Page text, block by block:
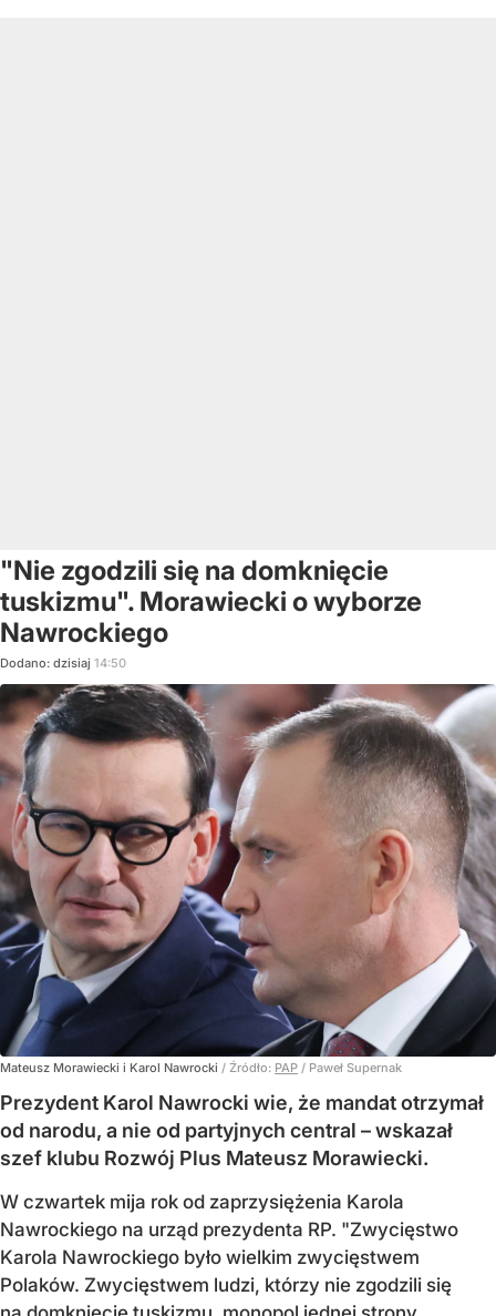
"Nie zgodzili się na domknięcie
tuskizmu". Morawiecki o wyborze
Nawrockiego
Dodano: dzisiaj 14:50
Mateusz Morawiecki i Karol Nawrocki / Źródło: PAP / Paweł Supernak
Prezydent Karol Nawrocki wie, że mandat otrzymał
od narodu, a nie od partyjnych central – wskazał
szef klubu Rozwój Plus Mateusz Morawiecki.
W czwartek mija rok od zaprzysiężenia Karola
Nawrockiego na urząd prezydenta RP. "Zwycięstwo
Karola Nawrockiego było wielkim zwycięstwem
Polaków. Zwycięstwem ludzi, którzy nie zgodzili się